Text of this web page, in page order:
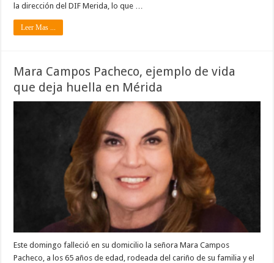
la dirección del DIF Merida, lo que …
Leer Mas ...
Mara Campos Pacheco, ejemplo de vida
que deja huella en Mérida
Este domingo falleció en su domicilio la señora Mara Campos
Pacheco, a los 65 años de edad, rodeada del cariño de su familia y el